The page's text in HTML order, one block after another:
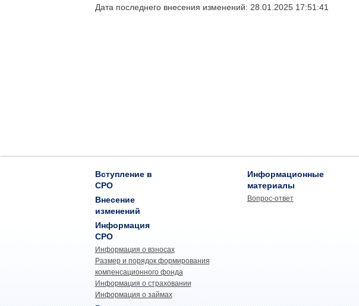
Дата последнего внесения изменений: 28.01.2025 17:51:41
Вступление в
СРО
Внесение
изменений
Информация
СРО
Информация о взносах
Размер и порядок формирования
компенсационного фонда
Информация о страховании
Информация о займах
Информационные
материалы
Вопрос-ответ